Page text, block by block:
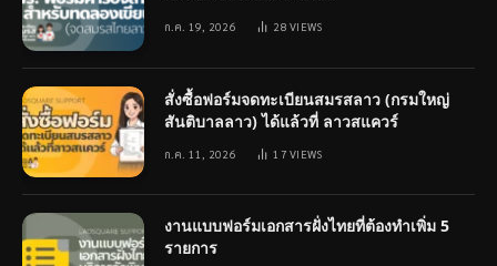
ก.ค. 19, 2026 28VIEWS
สั่งซื้อฟอร์มจดทะเบียนสมรสลาว (กรมใหญ่
สันติบาลลาว) ได้แล้วที่ ลาวสแควร์
ก.ค. 11, 2026 17VIEWS
งานแบบฟอร์มเอกสารฝั่งไทยที่ต้องทำเพิ่ม 5
รายการ